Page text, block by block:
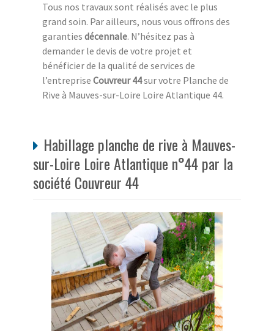
Tous nos travaux sont réalisés avec le plus
grand soin. Par ailleurs, nous vous offrons des
garanties décennale. N’hésitez pas à
demander le devis de votre projet et
bénéficier de la qualité de services de
l’entreprise Couvreur 44sur votre Planche de
Rive à Mauves-sur-Loire Loire Atlantique 44.
Habillage planche de rive à Mauves-
sur-Loire Loire Atlantique n°44 par la
société Couvreur 44